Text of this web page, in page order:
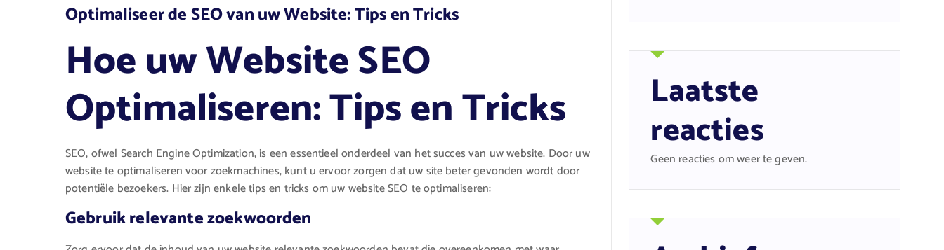
Optimaliseer de SEO van uw Website: Tips en Tricks
Hoe uw Website SEO
Optimaliseren: Tips en Tricks
SEO, ofwel Search Engine Optimization, is een essentieel onderdeel van het succes van uw website. Door uw
website te optimaliseren voor zoekmachines, kunt u ervoor zorgen dat uw site beter gevonden wordt door
potentiële bezoekers. Hier zijn enkele tips en tricks om uw website SEO te optimaliseren:
Gebruik relevante zoekwoorden
Laatste
reacties
Geen reacties om weer te geven.